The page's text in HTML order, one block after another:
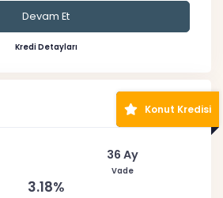
Devam Et
Kredi Detayları
Konut Kredisi
36 Ay
Vade
3.18%